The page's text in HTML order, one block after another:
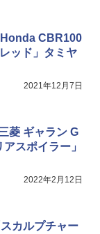
CBR100
ッド」タミヤ
2021年12月7日
菱 ギャラン G
スポイラー」
2022年2月12日
カルプチャー